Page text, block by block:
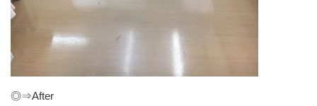
◎⇒After